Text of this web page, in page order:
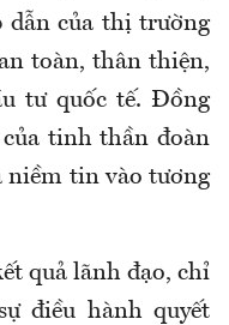
dẫn của thị trường
toàn, thân thiện,
tư quốc tế. Đồng
tinh thần đoàn
niềm tin vào tương
quả lãnh đạo, chỉ
điều hành quyết